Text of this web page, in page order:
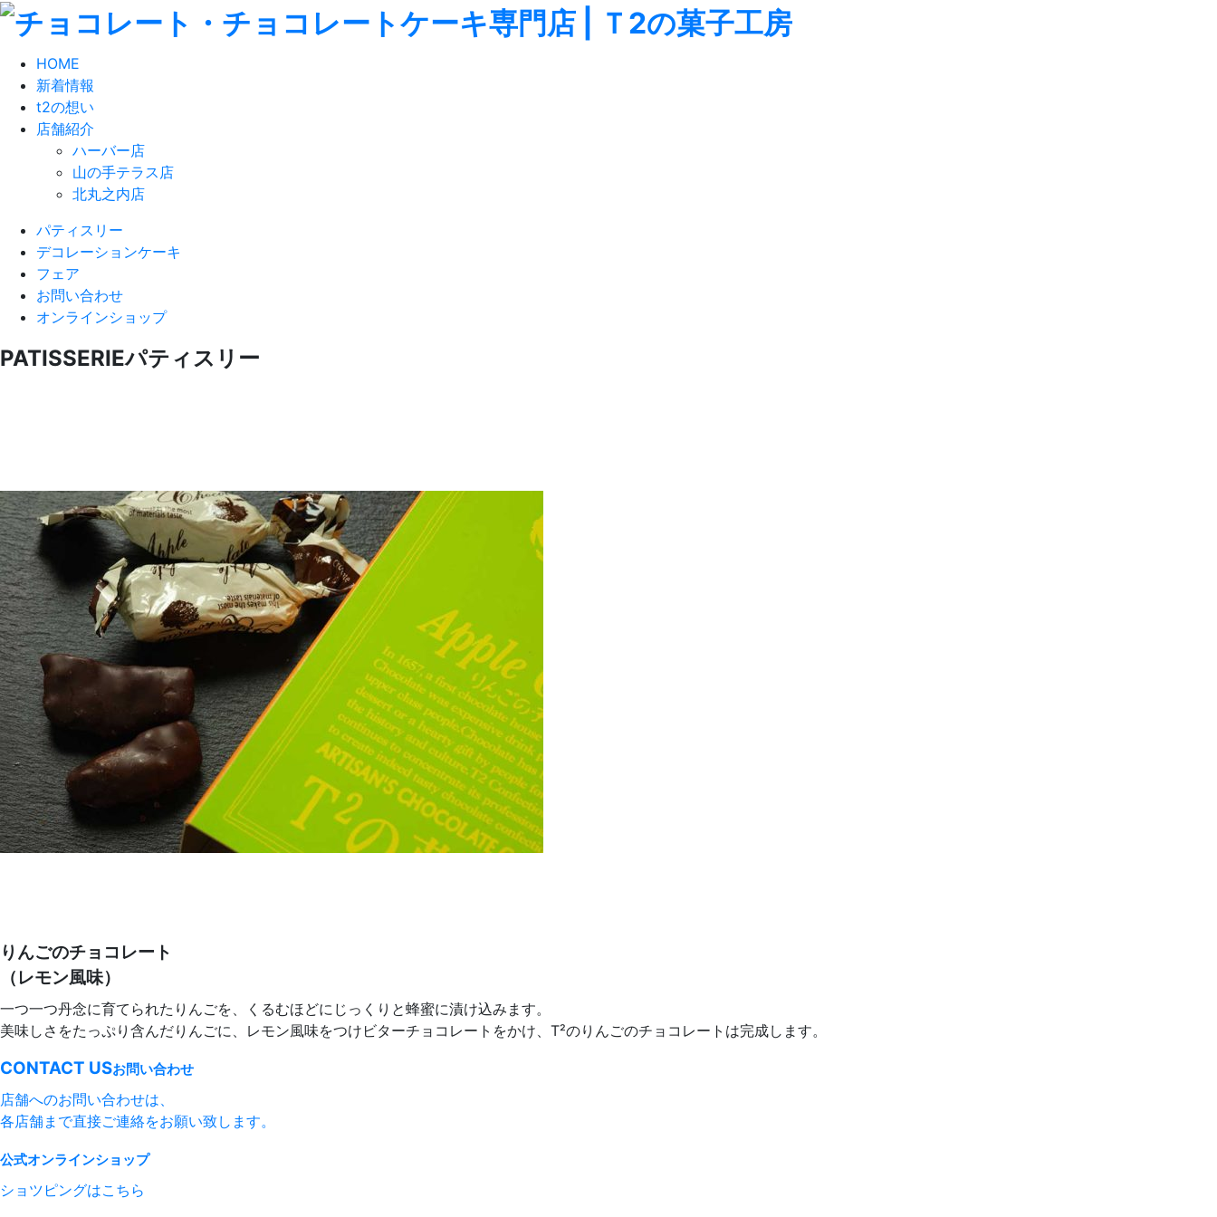
HOME
新着情報
t2の想い
店舗紹介
ハーバー店
山の手テラス店
北丸之内店
パティスリー
デコレーションケーキ
フェア
お問い合わせ
オンラインショップ
PATISSERIEパティスリー
りんごのチョコレート
（レモン風味）
一つ一つ丹念に育てられたりんごを、くるむほどにじっくりと蜂蜜に漬け込みます。
美味しさをたっぷり含んだりんごに、レモン風味をつけビターチョコレートをかけ、T²のりんごのチョコレートは完成します。
CONTACT USお問い合わせ
店舗へのお問い合わせは、
各店舗まで直接ご連絡をお願い致します。
公式オンラインショップ
ショツピングはこちら